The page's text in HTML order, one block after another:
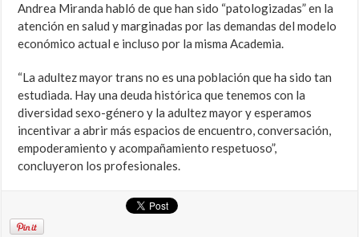
Andrea Miranda habló de que han sido “patologizadas” en la
atención en salud y marginadas por las demandas del modelo
económico actual e incluso por la misma Academia.
“La adultez mayor trans no es una población que ha sido tan
estudiada. Hay una deuda histórica que tenemos con la
diversidad sexo-género y la adultez mayor y esperamos
incentivar a abrir más espacios de encuentro, conversación,
empoderamiento y acompañamiento respetuoso”,
concluyeron los profesionales.